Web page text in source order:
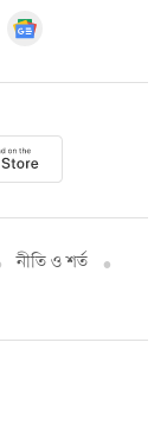
নীতি ও শর্ত